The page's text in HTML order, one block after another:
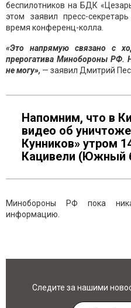
беспилотников на БДК
этом заявил пресс-
время конференц-колла.
«Это напрямую связано с
прерогатива Минобороны РФ.
не могу», — заявил Дмитрий
Напомним, что в
видео об
Кунников» утром
Кацивели (Южный
Минобороны РФ пока
информацию.
Следите за нашими